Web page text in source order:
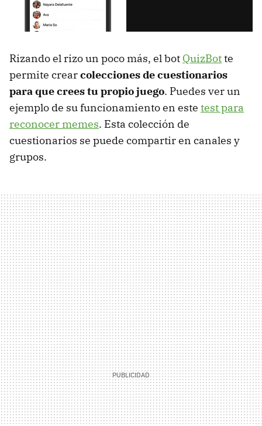
Rizando el rizo un poco más, el bot QuizBotte
permite crearcolecciones de cuestionarios
para que crees tu propio juego. Puedes ver un
ejemplo de su funcionamiento en este test para
reconocer memes. Esta colección de
cuestionarios se puede compartir en canales y
grupos.